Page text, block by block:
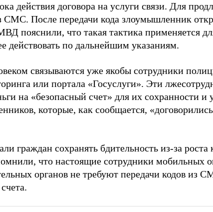
действия договора на услуги связи. Для
СМС. После передачи кода злоумышленник
пояснили, что такая тактика применяется
действовать по дальнейшим указаниям.
связываются уже якобы сотрудники
или портала «Госуслуги». Эти
на «безопасный счет» для их сохранности и
которые, как сообщается,
граждан сохранять бдительность из-за роста
что настоящие сотрудники мобильных
органов не требуют передачи кодов из